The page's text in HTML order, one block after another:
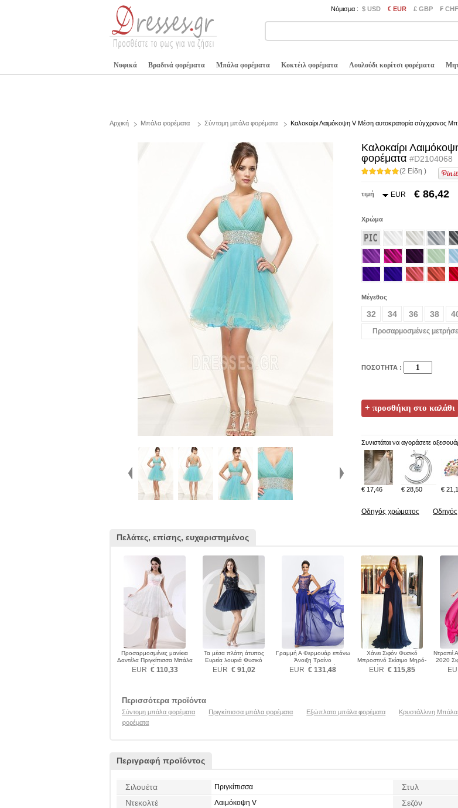
Νόμισμα : $ USD € EUR £ GBP ₣ CHF
Νυφικά Βραδινά φορέματα Μπάλα φορέματα Κοκτέιλ φορέματα Λουλούδι κορίτσι φορέματα
Αρχική Μπάλα φορέματα Σύντομη μπάλα φορέματα Καλοκαίρι Λαιμόκοψη V Μέση αυτοκρατορία σύγχρονος
Καλοκαίρι
φορέματα #D2104068
(2 Είδη )
τιμή EUR € 86,42
Χρώμα
Μέγεθος
32 34 36 38
Προσαρμοσμένες
ΠΟΣΟΤΗΤΑ :
Συνιστάται να αγοράσετε
€ 17,46 € 28,50 €
Οδηγός χρώματος
Πελάτες, επίσης, ευχαριστημένος
Προσαρμοσμένες μανίκια
Δαντέλα Πριγκίπισσα Μπάλα
φορέματα
EUR € 110,33
Τα μέσα πλάτη άτυπος
Ευρεία λουριά Φυσικό
Μπάλα φορέματα
EUR € 91,02
Γραμμή Α Φερμουάρ επάνω
Άνοιξη Τραίνο
σκουπισμάτων Μπάλα
φορέματα
EUR € 131,48
Χάνει Σιφόν Φυσικό
Μπροστινό Σκίσιμο Μηρό-
υψηλές σχισμή Μπάλα
φορέματα
EUR € 115,85
Ντραπέ
2020
Περισσότερα προϊόντα
Σύντομη μπάλα φορέματα Πριγκίπισσα μπάλα φορέματα Εξώπλατο μπάλα φορέματα Κρυστάλλινη
φορέματα
Περιγραφή προϊόντος
Σιλουέτα Πριγκίπισσα Στυλ
Ντεκολτέ Λαιμόκοψη V Σεζόν